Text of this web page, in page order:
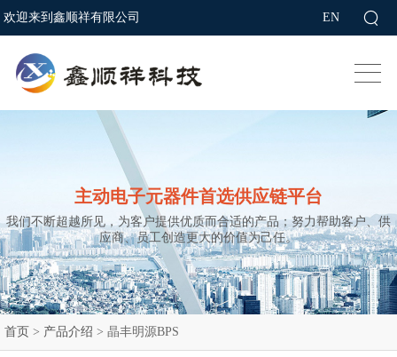
欢迎来到鑫顺祥有限公司 EN
主动电子元器件首选供应链平台
我们不断超越所见，为客户提供优质而合适的产品；努力帮助客户、供
应商、员工创造更大的价值为己任。
首页 > 产品介绍 > 晶丰明源BPS